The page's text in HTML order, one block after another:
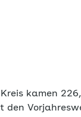
kamen